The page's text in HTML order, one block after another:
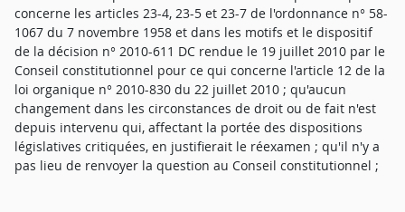
concerne les articles 23-4, 23-5 et 23-7 de l'ordonnance n° 58-
1067 du 7 novembre 1958 et dans les motifs et le dispositif
de la décision n° 2010-611 DC rendue le 19 juillet 2010 par le
Conseil constitutionnel pour ce qui concerne l'article 12 de la
loi organique n° 2010-830 du 22 juillet 2010 ; qu'aucun
changement dans les circonstances de droit ou de fait n'est
depuis intervenu qui, affectant la portée des dispositions
législatives critiquées, en justifierait le réexamen ; qu'il n'y a
pas lieu de renvoyer la question au Conseil constitutionnel ;